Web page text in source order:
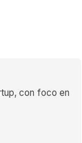
con foco en